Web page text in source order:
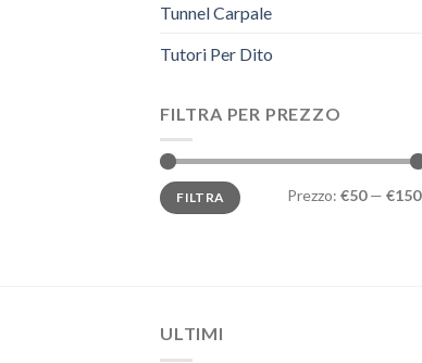
Tunnel Carpale
Tutori Per Dito
FILTRA PER PREZZO
Prezzo
Min
Prezzo
MaxFILTRA Prezzo: €50— €150
ULTIMI